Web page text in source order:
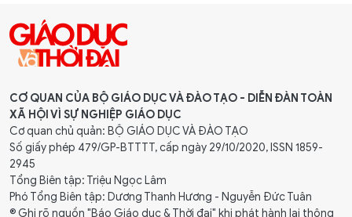
CƠ QUAN CỦA BỘ GIÁO DỤC VÀ ĐÀO TẠO - DIỄN ĐÀN TOÀN
XÃ HỘI VÌ SỰ NGHIỆP GIÁO DỤC
Cơ quan chủ quản: BỘ GIÁO DỤC VÀ ĐÀO TẠO
Số giấy phép 479/GP-BTTTT, cấp ngày 29/10/2020, ISSN 1859-
2945
Tổng Biên tập: Triệu Ngọc Lâm
Phó Tổng Biên tập: Dương Thanh Hương - Nguyễn Đức Tuân
® Ghi rõ nguồn "Báo Giáo dục & Thời đại" khi phát hành lại thông